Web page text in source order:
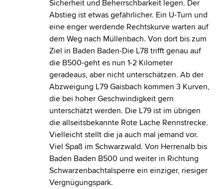
Sicherheit und Beherrschbarkeit legen. Der
Abstieg ist etwas gefährlicher. Ein U-Turn und
eine enger werdende Rechtskurve warten auf
dem Weg nach Müllenbach. Von dort bis zum
Ziel in Baden Baden-Die L78 trifft genau auf
die B500-geht es nun 1-2 Kilometer
geradeaus, aber nicht unterschätzen. Ab der
Abzweigung L79 Gaisbach kommen 3 Kurven,
die bei hoher Geschwindigkeit gern
unterschätzt werden. Die L79 ist im übrigen
die allseitsbekannte Rote Lache Rennstrecke.
Vielleicht stellt die ja auch mal jemand vor.
Viel Spaß im Schwarzwald. Von Herrenalb bis
Baden Baden B500 und weiter in Richtung
Schwarzenbachtalsperre ein einziger, riesiger
Vergnügungspark.